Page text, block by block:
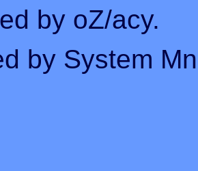
by oZ/acy.
by System